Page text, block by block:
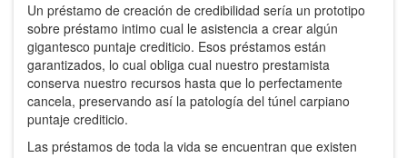
Un préstamo de creación de credibilidad serí­a un prototipo
sobre préstamo intimo cual le asistencia a crear algún
gigantesco puntaje crediticio. Esos préstamos están
garantizados, lo cual obliga cual nuestro prestamista
conserva nuestro recursos hasta que lo perfectamente
cancela, preservando así la patologí­a del túnel carpiano
puntaje crediticio.
Las préstamos de toda la vida se encuentran que existen